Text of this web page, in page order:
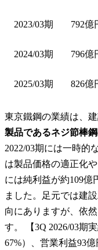
2023/03期 792億
2024/03期 796億
2025/03期 826億
東京鐵鋼の業績は、
製品であるネジ節棒
2022/03期には一時的
は製品価格の適正化
には純利益が約109億
ました。足元では建
向にありますが、依
す。 【3Q 2026/03期
67%）、営業利益93